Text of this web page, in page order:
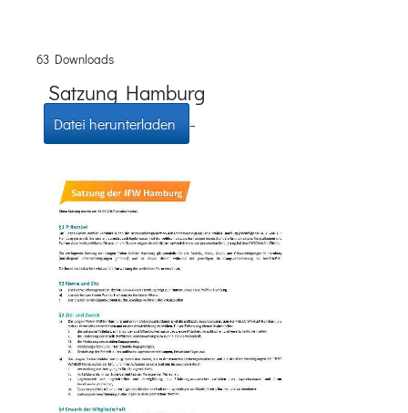
63 Downloads
Satzung Hamburg
Datei herunterladen –